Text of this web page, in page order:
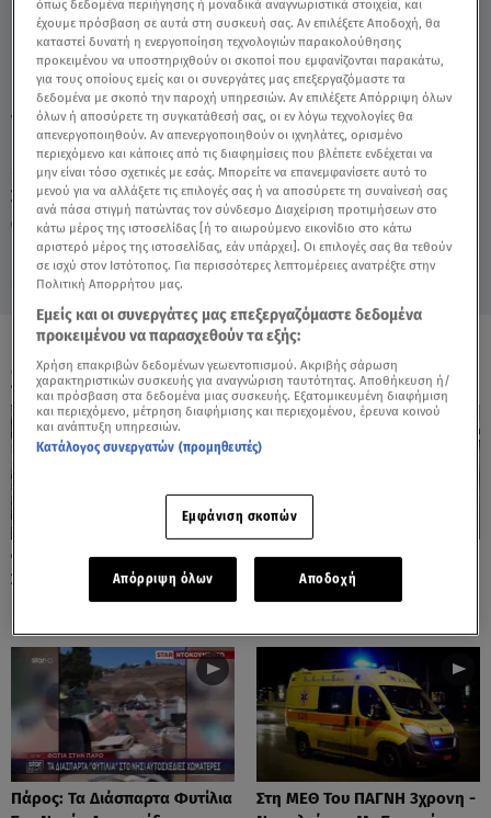
Σάββατο 8 Αυγούστου 2026
02.12.24, 00:26 ΕΛΛΑΔΑ
TAGS: ΛΑΥΡΙΟ ΔΕΛΤΙΟ ΕΙΔΗΣΕΩΝ STAR ΛΗΣΤΕΙΑ
ΟΛΑ ΤΑ ΒΙΝΤΕΟ
Φωτιές: Στάχτη Το Πράσινο
Στολίδι Της Δυτικής Αττικής
Πόρτο Ράφτη: Bίντεο
Ντοκουμέντο Από Το
Θανατηφόρο Τροχαίο
Πάρος: Τα Διάσπαρτα Φυτίλια
Στη ΜΕΘ Του ΠΑΓΝΗ 3χρονη -
όπως δεδομένα περιήγησης ή μοναδικά αναγνωριστικά στοιχεία, και
έχουμε πρόσβαση σε αυτά στη συσκευή σας. Αν επιλέξετε Αποδοχή, θα
καταστεί δυνατή η ενεργοποίηση τεχνολογιών παρακολούθησης
προκειμένου να υποστηριχθούν οι σκοποί που εμφανίζονται παρακάτω,
για τους οποίους εμείς και οι συνεργάτες μας επεξεργαζόμαστε τα
δεδομένα με σκοπό την παροχή υπηρεσιών. Αν επιλέξετε Απόρριψη όλων
όλων ή αποσύρετε τη συγκατάθεσή σας, οι εν λόγω τεχνολογίες θα
απενεργοποιηθούν. Αν απενεργοποιηθούν οι ιχνηλάτες, ορισμένο
περιεχόμενο και κάποιες από τις διαφημίσεις που βλέπετε ενδέχεται να
μην είναι τόσο σχετικές με εσάς. Μπορείτε να επανεμφανίσετε αυτό το
μενού για να αλλάξετε τις επιλογές σας ή να αποσύρετε τη συναίνεσή σας
ανά πάσα στιγμή πατώντας τον σύνδεσμο Διαχείριση προτιμήσεων στο
κάτω μέρος της ιστοσελίδας [ή το αιωρούμενο εικονίδιο στο κάτω
αριστερό μέρος της ιστοσελίδας, εάν υπάρχει]. Οι επιλογές σας θα τεθούν
σε ισχύ στον Ιστότοπος. Για περισσότερες λεπτομέρειες ανατρέξτε στην
Πολιτική Απορρήτου μας.
Εμείς και οι συνεργάτες μας επεξεργαζόμαστε δεδομένα
προκειμένου να παρασχεθούν τα εξής:
Χρήση επακριβών δεδομένων γεωεντοπισμού. Ακριβής σάρωση
χαρακτηριστικών συσκευής για αναγνώριση ταυτότητας. Αποθήκευση ή/
και πρόσβαση στα δεδομένα μιας συσκευής. Εξατομικευμένη διαφήμιση
και περιεχόμενο, μέτρηση διαφήμισης και περιεχομένου, έρευνα κοινού
και ανάπτυξη υπηρεσιών.
Κατάλογος συνεργατών (προμηθευτές)
Εμφάνιση σκοπών
Απόρριψη όλων Αποδοχή